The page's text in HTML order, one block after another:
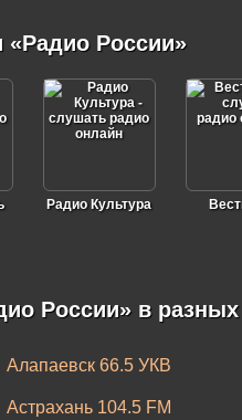
«Радио России»
Радио Культура
России» в разных
Алапаевск 66.5 УКВ
Астрахань 104.5 FM